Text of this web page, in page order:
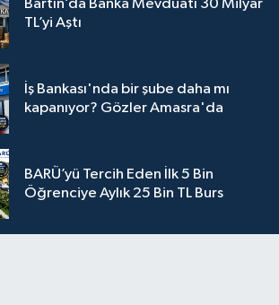
Bartın’da Banka Mevduatı 30 Milyar
TL’yi Aştı
İş Bankası'nda bir şube daha mı
kapanıyor? Gözler Amasra'da
BARÜ’yü Tercih Eden İlk 5 Bin
Öğrenciye Aylık 25 Bin TL Burs